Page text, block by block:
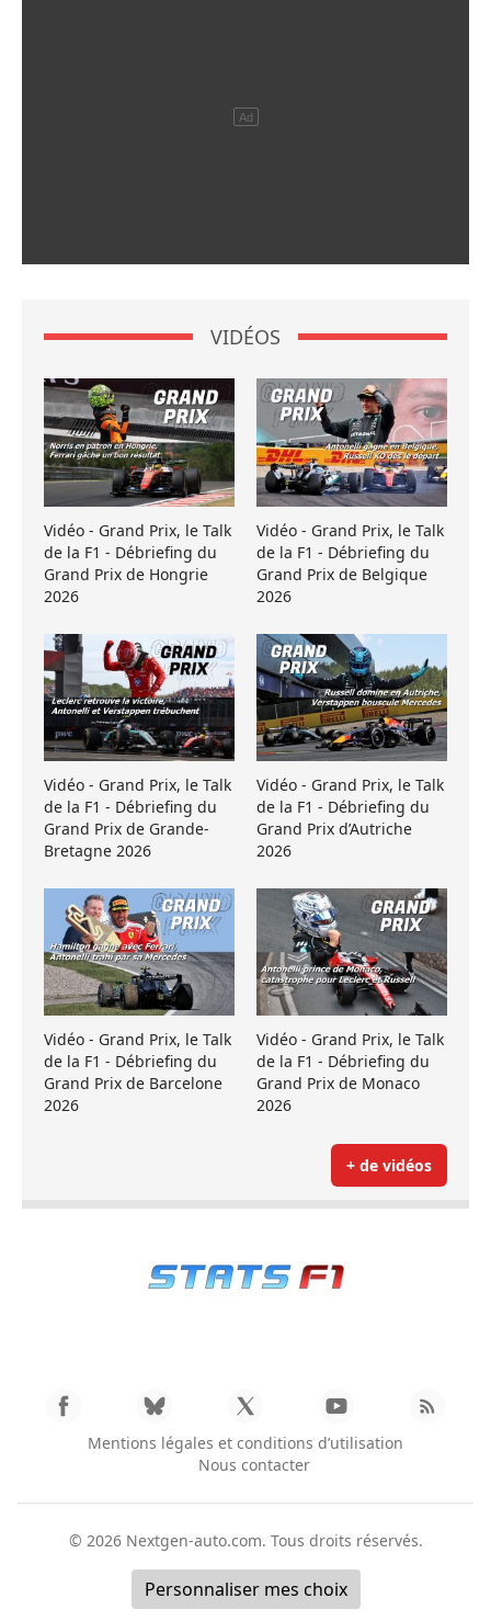
VIDÉOS
Vidéo - Grand Prix, le Talk
de la F1 - Débriefing du
Grand Prix de Hongrie
2026
Vidéo - Grand Prix, le Talk
de la F1 - Débriefing du
Grand Prix de Belgique
2026
Vidéo - Grand Prix, le Talk
de la F1 - Débriefing du
Grand Prix de Grande-
Bretagne 2026
Vidéo - Grand Prix, le Talk
de la F1 - Débriefing du
Grand Prix d’Autriche
2026
Vidéo - Grand Prix, le Talk
de la F1 - Débriefing du
Grand Prix de Barcelone
2026
Vidéo - Grand Prix, le Talk
de la F1 - Débriefing du
Grand Prix de Monaco
2026
+ de vidéos
Mentions légales et conditions d’utilisation
Nous contacter
© 2026 Nextgen-auto.com. Tous droits réservés.
Personnaliser mes choix